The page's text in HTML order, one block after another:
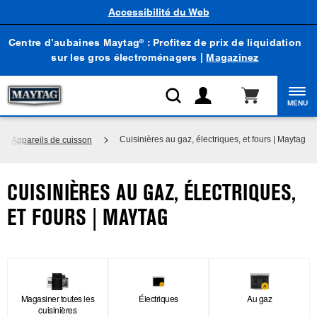
Centre d’aubaines Maytag® : Profitez de prix de liquidation
sur les gros électroménagers | Magazinez
Accessibilité du Web
MENU
Appareils de cuisson Cuisinières au gaz, électriques, et fours | Maytag
CUISINIÈRES AU GAZ, ÉLECTRIQUES,
ET FOURS | MAYTAG
Magasiner toutes les
cuisinières
Électriques Au gaz